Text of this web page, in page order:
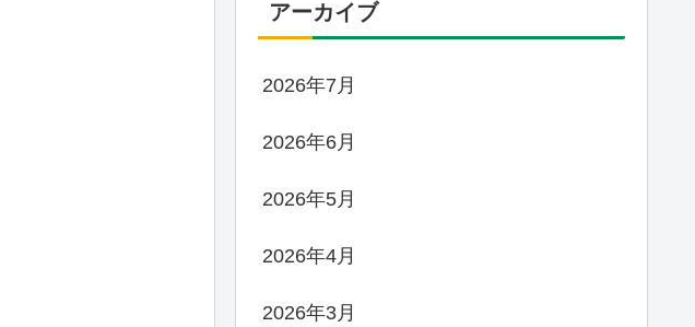
アーカイブ
2026年7月
2026年6月
2026年5月
2026年4月
2026年3月